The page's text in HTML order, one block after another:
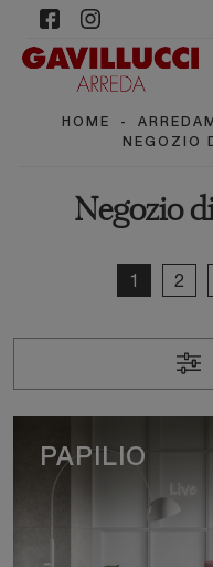
HOME -
NEGOZIO
Negozio
1 2
PAPILIO